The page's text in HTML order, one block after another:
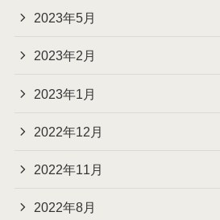
2023年5月
2023年2月
2023年1月
2022年12月
2022年11月
2022年8月